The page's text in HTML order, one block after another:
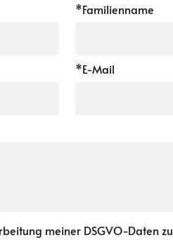
*Familienname
*E-Mail
meiner DSGVO-Daten zu